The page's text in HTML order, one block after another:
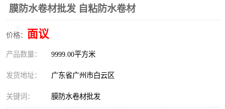
膜防水卷材批发 自粘防水卷材
价格： 面议
产品数量： 9999.00平方米
发货地址： 广东省广州市白云区
关键词： 膜防水卷材批发